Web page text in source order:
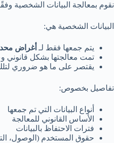
نقوم بمعالجة البيانات الشخصية
البيانات الشخصية هي:
يتم جمعها فقط لـ أغراض
تمت معالجتها بشكل
يقتصر على ما هو ضروري
تفاصيل بخصوص:
أنواع البيانات التي تم جمعها
الأساس القانوني للمعالجة
فترات الاحتفاظ بالبيانات
حقوق المستخدم (الوصول،